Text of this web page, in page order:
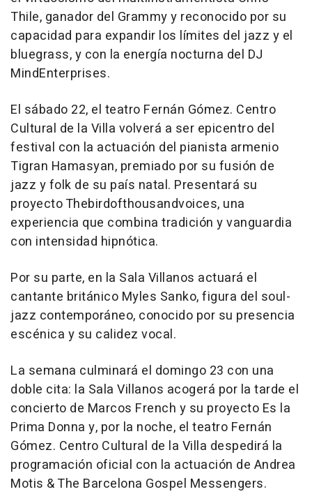
Thile, ganador del Grammy y reconocido por su
capacidad para expandir los límites del jazz y el
bluegrass, y con la energía nocturna del DJ
MindEnterprises.
El sábado 22, el teatro Fernán Gómez. Centro
Cultural de la Villa volverá a ser epicentro del
festival con la actuación del pianista armenio
Tigran Hamasyan, premiado por su fusión de
jazz y folk de su país natal. Presentará su
proyecto Thebirdofthousandvoices, una
experiencia que combina tradición y vanguardia
con intensidad hipnótica.
Por su parte, en la Sala Villanos actuará el
cantante británico Myles Sanko, figura del soul-
jazz contemporáneo, conocido por su presencia
escénica y su calidez vocal.
La semana culminará el domingo 23 con una
doble cita: la Sala Villanos acogerá por la tarde el
concierto de Marcos French y su proyecto Es la
Prima Donna y, por la noche, el teatro Fernán
Gómez. Centro Cultural de la Villa despedirá la
programación oficial con la actuación de Andrea
Motis & The Barcelona Gospel Messengers.